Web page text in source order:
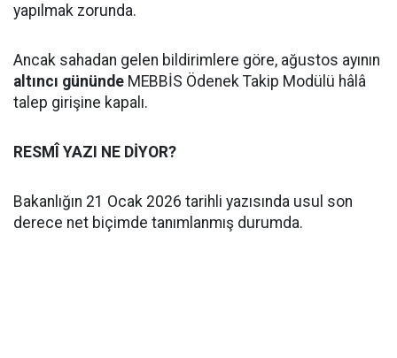
yapılmak zorunda.
Ancak sahadan gelen bildirimlere göre, ağustos ayının
altıncı gününde MEBBİS Ödenek Takip Modülü hâlâ
talep girişine kapalı.
RESMÎ YAZI NE DİYOR?
Bakanlığın 21 Ocak 2026 tarihli yazısında usul son
derece net biçimde tanımlanmış durumda.